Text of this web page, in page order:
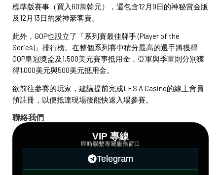
標準版賽事（買入60萬韓元），還包含12月9日的神秘賞金版
及12月13日的愛神豪客賽。
此外，GOP也設立了「系列賽最佳牌手 (Player of the
Series)」排行榜。在整個系列賽中積分最高的選手將獲得
GOP皇冠獎盃及1,500美元賽事抵用金，亞軍與季軍則分別獲
得1,000美元與500美元抵用金。
欲前往參賽的玩家，建議提前完成LES A Casino的線上會員
預註冊，以便抵達現場後能快速入場參賽。
聯絡我們
VIP 專線
即時聯繫專屬服務窗口
Telegram